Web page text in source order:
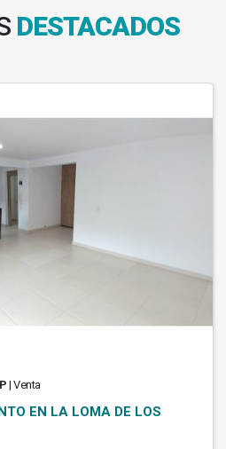
DESTACADOS
| Venta
EN LA LOMA DE LOS